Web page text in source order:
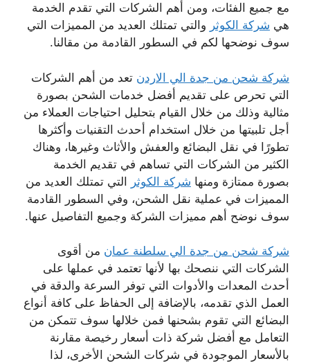
مع جميع الفئات، ومن أهم الشركات التي تقدم الخدمة
هي شركة الكوثر والتي تمتلك العديد من المميزات التي
سوف نوضحها لكم في السطور القادمة من مقالنا.
شركة شحن من جدة الي الاردن تعد من أهم الشركات
التي تحرص على تقديم أفضل خدمات الشحن بصورة
مثالية وذلك من خلال القيام بتحليل احتياجات العملاء من
أجل تلبيتها من خلال استخدام أحدث التقنيات وأكثرها
تطورًا في نقل البضائع والعفش والأثاث وغيرها، وهناك
الكثير من الشركات التي تساهم في تقديم الخدمة
بصورة ممتازة ومنها شركة الكوثر التي تمتلك العديد من
المميزات في عملية نقل الشحن، وفي السطور القادمة
سوف نوضح أهم مميزات الشركة وجميع التفاصيل عنها.
شركة شحن من جدة الي سلطنة عمان من أقوى
الشركات التي ننصحك بها لأنها تعتمد في عملها على
أحدث المعدات والأدوات التي توفر السرعة والدقة في
العمل الذي تقدمه، بالإضافة إلى الحفاظ على كافة أنواع
البضائع التي تقوم بشحنها فمن خلالها سوف تتمكن من
التعامل مع أفضل شركة ذات أسعار رخيصة مقارنة
بالأسعار الموجودة في شركات الشحن الأخرى، لذا